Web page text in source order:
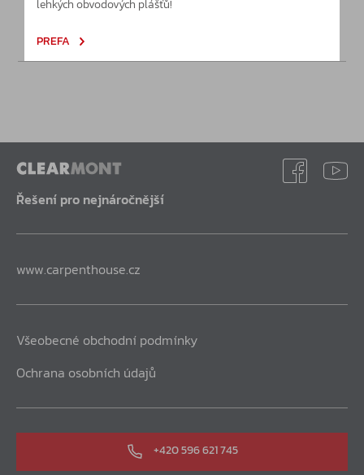
lehkých obvodových plášťů!
PREFA
Řešení pro nejnáročnější
www.carpenthouse.cz
Všeobecné obchodní podmínky
Ochrana osobních údajů
+420 596 621 745